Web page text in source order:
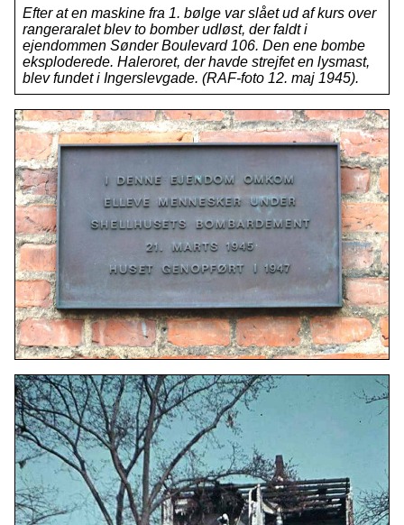
Efter at en maskine fra 1. bølge var slået ud af kurs over
rangeraralet blev to bomber udløst, der faldt i
ejendommen Sønder Boulevard 106. Den ene bombe
eksploderede. Haleroret, der havde strejfet en lysmast,
blev fundet i Ingerslevgade. (RAF-foto 12. maj 1945).